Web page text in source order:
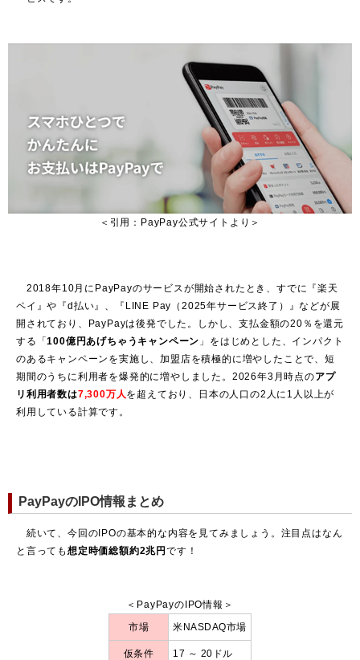
＜引用：PayPay公式サイトより＞
2018年10月にPayPayのサービスが開始されたとき、すでに『楽天
ペイ』や『d払い』、『LINE Pay（2025年サービス終了）』などが展
開されており、PayPayは後発でした。しかし、支払金額の20％を還元
する「100億円あげちゃうキャンペーン 」をはじめとした、インパクト
のあるキャンペーンを実施し、加盟店を積極的に増やしたことで、短
期間のうちに利用者を爆発的に増やしました。2026年3月時点のアプ
リ利用者数は7,300万人 を超えており、日本の人口の2人に1人以上が
利用している計算です。
PayPayのIPO情報まとめ
続いて、今回のIPOの基本的な内容を見てみましょう。注目点はなん
と言っても 想定時価総額約2兆円です！
＜PayPayのIPO情報＞
市場
米NASDAQ市場
仮条件 17 ～ 20ドル